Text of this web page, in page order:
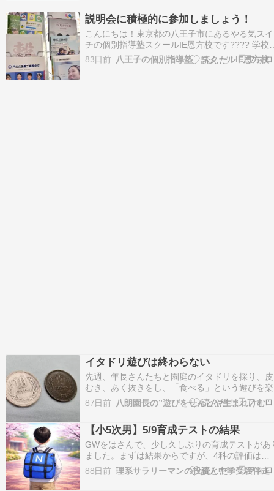
説明会に積極的に参加しましょう！
こんにちは！東京都の八王子市にあるやる気ス
チの個別指導塾スクールIE恩方校です???? 学校
明会に行きましょう！最近の面談ではこの話を
います。 入試の制度や学校の方針が年度によっ
83日前 八王子の個別指導塾 スクールIE恩方校
イタドリ遊びは終わらない
先週、年長さんたちと園庭のイタドリを採り、
むき、あく抜きをし、「食べる」という遊びを
んだ。雑草だと思っていたものが、実は食べられ
る。その発見だけでも十分面白かったのだが、
員の一人がふとした遊び心で、イタドリの茎を
て１０…
87日前 八朗園長の”遊びをせんとや生まれけむ”
【小5次男】5/9育成テストの結果
GWをはさんで、少し久しぶりの育成テストがあ
ました。まずは結果からですが、4科の評価は
9/7(共通/応用)でした。内訳としては、国語✕、
数◎、社会◯△、理科△というところで、悪く
88日前 理系サラリーマンの投資と中学受験伴走